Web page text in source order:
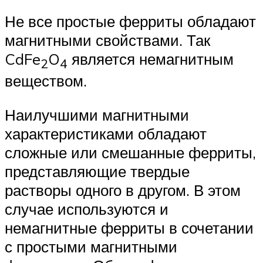
Не все простые ферриты обладают
магнитными свойствами. Так
CdFe2O4 является немагнитным
веществом.
Наилучшими магнитными
характеристиками обладают
сложные или смешанные ферриты,
представляющие твердые
растворы одного в другом. В этом
случае используются и
немагнитные ферриты в сочетании
с простыми магнитными